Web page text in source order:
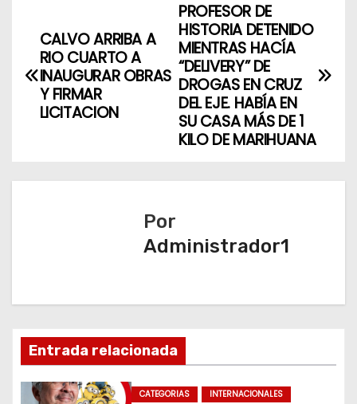
v
a
d
e
PROFESOR DE
HISTORIA DETENIDO
MIENTRAS HACÍA
“DELIVERY” DE
DROGAS EN CRUZ
DEL EJE. HABÍA EN
SU CASA MÁS DE 1
KILO DE MARIHUANA
CALVO ARRIBA A
RIO CUARTO A
INAUGURAR OBRAS
Y FIRMAR
LICITACION
Por
Administrador1
Entrada relacionada
CATEGORIAS
INTERNACIONALES